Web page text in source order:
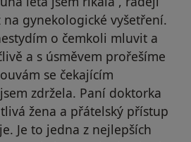
gynekologické vyšetření.
o čemkoli mluvit a
a s úsměvem prořešíme
se čekajícím
zdržela. Paní doktorka
žena a přátelský přístup
Je to jedna z nejlepších